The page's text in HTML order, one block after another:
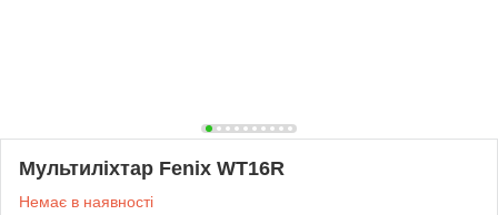
Мультиліхтар Fenix WT16R
Немає в наявності